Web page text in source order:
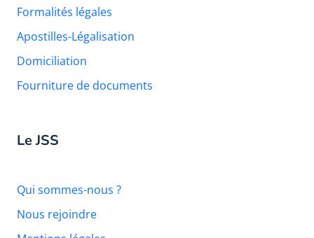
Formalités légales
Apostilles-Légalisation
Domiciliation
Fourniture de documents
Le JSS
Qui sommes-nous ?
Nous rejoindre